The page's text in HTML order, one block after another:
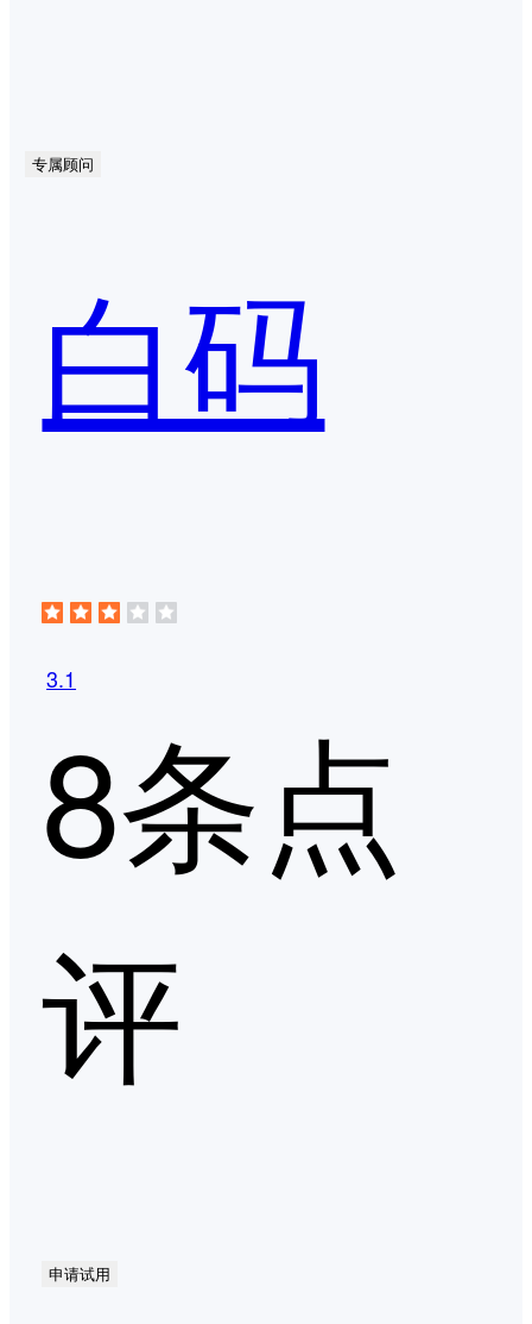
专属顾问
白码
3.1
8条点
评
申请试用